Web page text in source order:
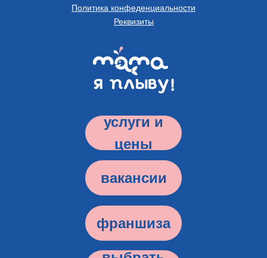
Политика конфеденциальности
Реквизиты
услуги и
цены
франшиза
вакансии